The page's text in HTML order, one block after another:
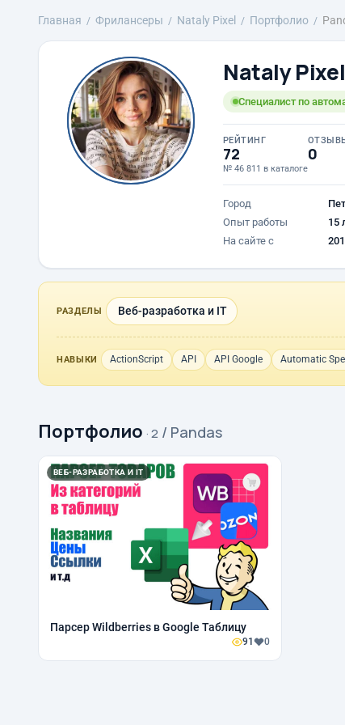
Главная Фрилансеры Nataly Pixel Портфолио
Nataly Pixel
Специалист по
РЕЙТИНГ
72
№ 46 811 в каталоге
0
Город
Опыт работы
15
На сайте с
РАЗДЕЛЫ Веб-разработка и IT
НАВЫКИ ActionScript API API Google Automatic
Портфолио · 2 / Pandas
ВЕБ-РАЗРАБОТКА И IT
Парсер Wildberries в Google Таблицу
91 0